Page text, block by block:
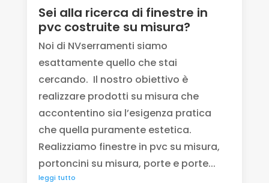
Sei alla ricerca di finestre in
pvc costruite su misura?
Noi di NVserramenti siamo
esattamente quello che stai
cercando. Il nostro obiettivo è
realizzare prodotti su misura che
accontentino sia l’esigenza pratica
che quella puramente estetica.
Realizziamo finestre in pvc su misura,
portoncini su misura, porte e porte...
leggi tutto